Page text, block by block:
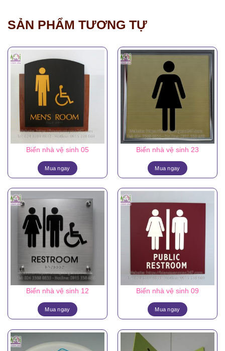
SẢN PHẨM TƯƠNG TỰ
Biển nhà vệ sinh 05
Mua ngay
Biển nhà vệ sinh 23
Mua ngay
Biển nhà vệ sinh 12
Mua ngay
Biển nhà vệ sinh 09
Mua ngay